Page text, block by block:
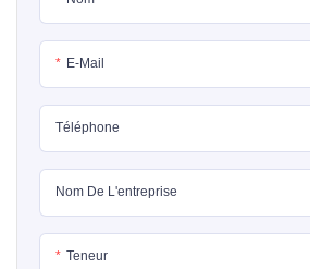
E-Mail
Téléphone
Nom De L'entreprise
Teneur